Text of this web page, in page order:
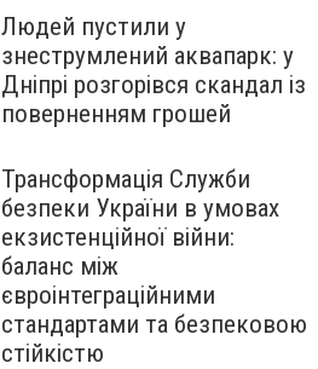
Людей пустили у
знеструмлений аквапарк: у
Дніпрі розгорівся скандал із
поверненням грошей
Трансформація Служби
безпеки України в умовах
екзистенційної війни:
баланс між
євроінтеграційними
стандартами та безпековою
стійкістю